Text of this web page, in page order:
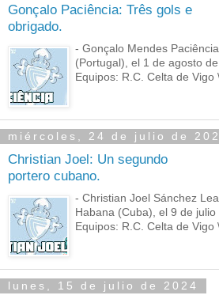
Gonçalo Paciência: Três gols e
obrigado.
- Gonçalo Mendes
(Portugal), el 1 de agosto
Equipos: R.C. Celta de
miércoles, 24 de julio de
Christian Joel: Un segundo
portero cubano.
- Christian Joel Sánchez
Habana (Cuba), el 9 de
Equipos: R.C. Celta de Vigo
lunes, 15 de julio de 2024